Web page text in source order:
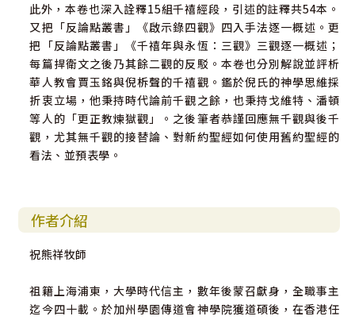
此外，本卷也深入詮釋15組千禧經段，引述的註釋共54本。
又把「反論點叢書」《啟示錄四觀》四入手法逐一概述。更
把「反論點叢書」《千禧年與永恆：三觀》三觀逐一概述；
每篇捍衛文之後乃其餘二觀的反駁。本卷也分別解說並評析
華人教會賈玉銘與倪柝聲的千禧觀。鑑於倪氏的神學思維採
折衷立場，他秉持時代論前千觀之餘，也秉持戈維特、潘頓
等人的「更正教煉獄觀」。之後筆者恭謹回應無千觀與後千
觀，尤其無千觀的接替論、對新約聖經如何使用舊約聖經的
看法、並預表學。
作者介紹
祝熊祥牧師
祖籍上海浦東，大學時代信主，數年後蒙召獻身，全職事主
迄今四十載。於加州學園傳道會神學院獲道碩後，在香港任